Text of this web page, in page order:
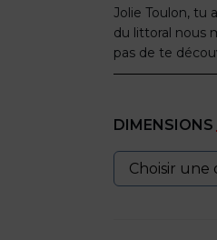
Jolie Toulon, tu
du littoral nous
pas de te
DIMENSIONS